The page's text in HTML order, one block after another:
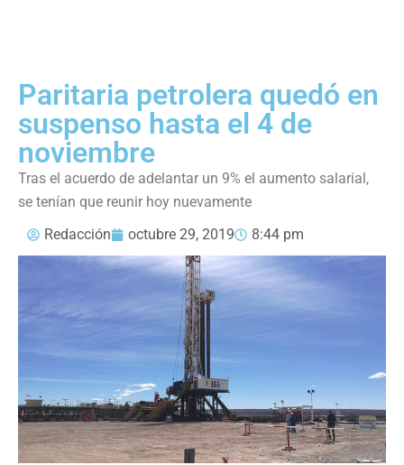
Paritaria petrolera quedó en
suspenso hasta el 4 de
noviembre
Tras el acuerdo de adelantar un 9% el aumento salarial,
se tenían que reunir hoy nuevamente
Redacción
octubre 29, 2019 8:44 pm